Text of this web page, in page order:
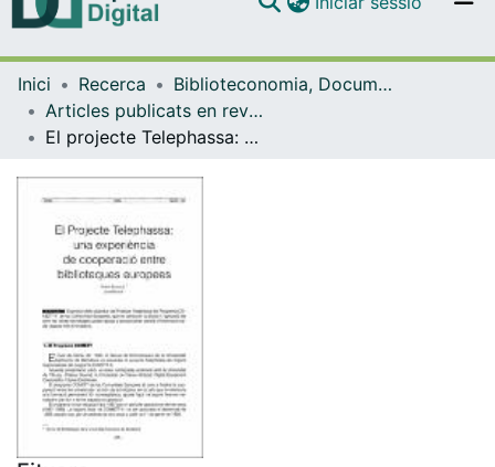
Navega per tot el DD
Inici Recerca
Biblioteconomia, Documentació i Comunicació Audiovisual
Articles publicats en revistes (Biblioteconomia, Documentació i Comunicació Audiovisual)
El projecte Telephassa: una experiència de cooperació entre biblioteques europees